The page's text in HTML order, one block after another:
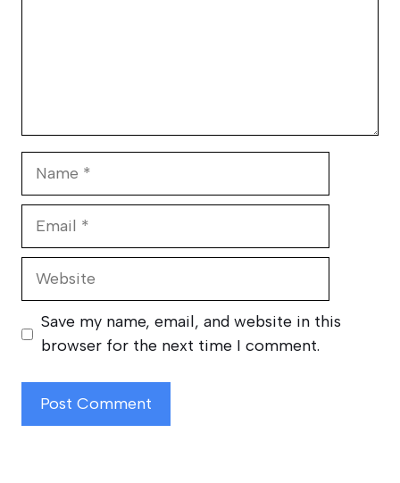
Website
Save my name, email, and website in this
browser for the next time I comment.